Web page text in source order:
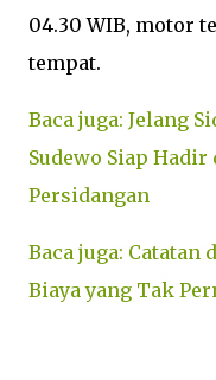
04.30 WIB, motor
tempat.
Baca juga: Jelang
Sudewo Siap Hadir
Persidangan
Baca juga:
Biaya yang Tak